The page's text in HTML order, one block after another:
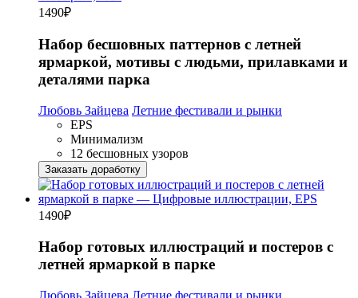
1490₽
Набор бесшовных паттернов с летней
ярмаркой, мотивы с людьми, прилавками и
деталями парка
Любовь Зайцева Летние фестивали и рынки
EPS
Минимализм
12 бесшовных узоров
Заказать доработку
1490₽
Набор готовых иллюстраций и постеров с
летней ярмаркой в парке